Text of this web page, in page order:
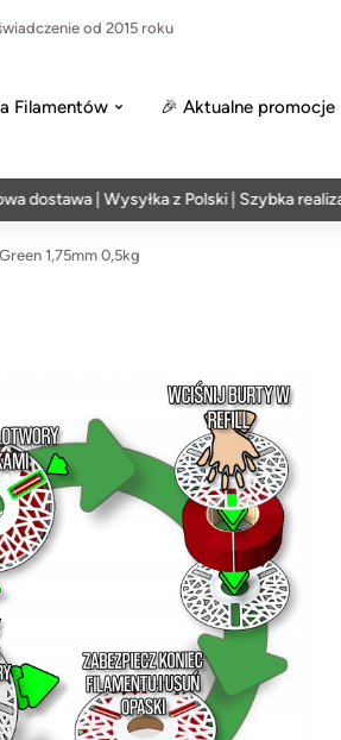
od 2015 roku
Filamentów 🎉 Aktualne promocje
| Wysyłka z Polski | Szybka realizacja w
1,75mm 0,5kg